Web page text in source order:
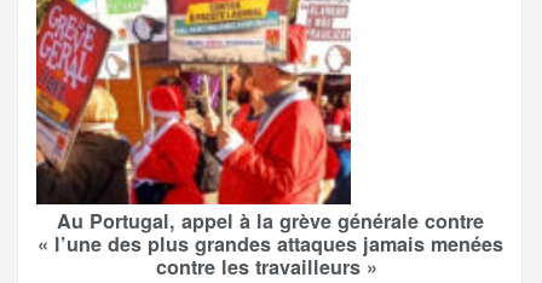
Au Portugal, appel à la grève générale contre
« l’une des plus grandes attaques jamais menées
contre les travailleurs »